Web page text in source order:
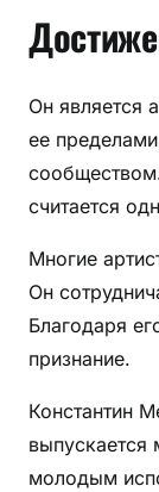
Он является
ее
считается
Многие
Он
Благодаря
признание.
Константин
выпускается
молодым